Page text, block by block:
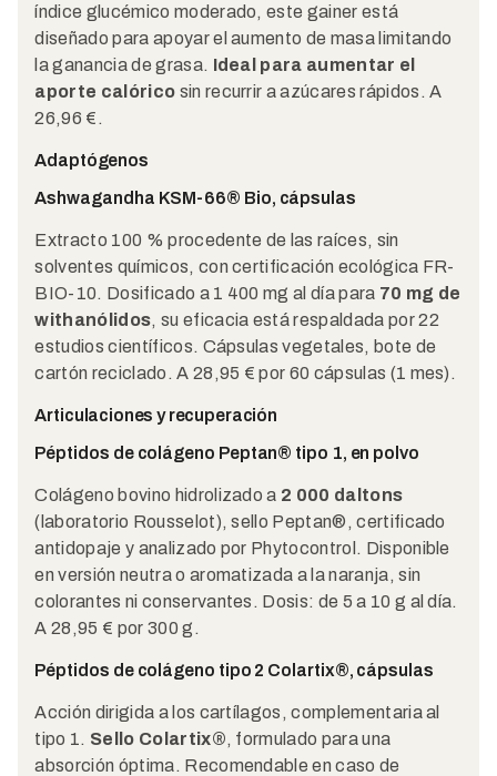
índice glucémico moderado, este gainer está
diseñado para apoyar el aumento de masa limitando
la ganancia de grasa. Ideal para aumentar el
aporte calórico sin recurrir a azúcares rápidos. A
26,96 €.
Adaptógenos
Ashwagandha KSM-66® Bio, cápsulas
Extracto 100 % procedente de las raíces, sin
solventes químicos, con certificación ecológica FR-
BIO-10. Dosificado a 1 400 mg al día para 70 mg de
withanólidos, su eficacia está respaldada por 22
estudios científicos. Cápsulas vegetales, bote de
cartón reciclado. A 28,95 € por 60 cápsulas (1 mes).
Articulaciones y recuperación
Péptidos de colágeno Peptan® tipo 1, en polvo
Colágeno bovino hidrolizado a 2 000 daltons
(laboratorio Rousselot), sello Peptan®, certificado
antidopaje y analizado por Phytocontrol. Disponible
en versión neutra o aromatizada a la naranja, sin
colorantes ni conservantes. Dosis: de 5 a 10 g al día.
A 28,95 € por 300 g.
Péptidos de colágeno tipo 2 Colartix®, cápsulas
Acción dirigida a los cartílagos, complementaria al
tipo 1. Sello Colartix®, formulado para una
absorción óptima. Recomendable en caso de